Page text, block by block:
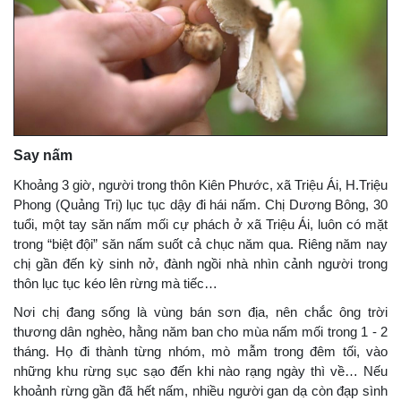
Say nấm
Khoảng 3 giờ, người trong thôn Kiên Phước, xã Triệu Ái, H.Triệu
Phong (Quảng Trị) lục tục dậy đi hái nấm. Chị Dương Bông, 30
tuổi, một tay săn nấm mối cự phách ở xã Triệu Ái, luôn có mặt
trong “biệt đội” săn nấm suốt cả chục năm qua. Riêng năm nay
chị gần đến kỳ sinh nở, đành ngồi nhà nhìn cảnh người trong
thôn lục tục kéo lên rừng mà tiếc…
Nơi chị đang sống là vùng bán sơn địa, nên chắc ông trời
thương dân nghèo, hằng năm ban cho mùa nấm mối trong 1 - 2
tháng. Họ đi thành từng nhóm, mò mẫm trong đêm tối, vào
những khu rừng sục sạo đến khi nào rạng ngày thì về… Nếu
khoảnh rừng gần đã hết nấm, nhiều người gan dạ còn đạp sình